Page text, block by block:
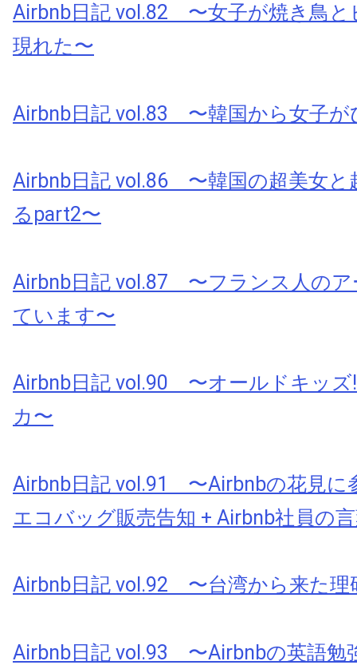
Airbnb日記 vol.82 〜女子が焼き鳥と
現れた〜
Airbnb日記 vol.83 〜韓国から女子が
Airbnb日記 vol.86 〜韓国の超美女と
るpart2〜
Airbnb日記 vol.87 〜フランス人の
ています〜
Airbnb日記 vol.90 〜オールドキッズ
カ〜
Airbnb日記 vol.91 〜Airbnbの花見に
エコバッグ販売告知 + Airbnb社員の
Airbnb日記 vol.92 〜台湾から来た理
Airbnb日記 vol.93 〜Airbnbの英語勉